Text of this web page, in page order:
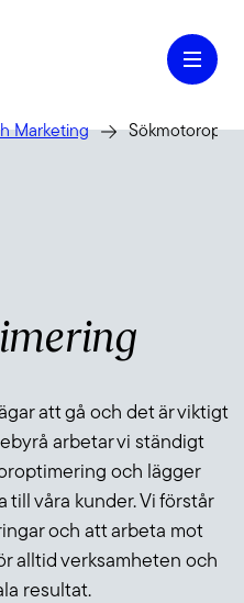
Marketing
att gå och det är viktigt
arbetar vi ständigt
och lägger
våra kunder. Vi förstår
och att arbeta mot
alltid verksamheten och
resultat.